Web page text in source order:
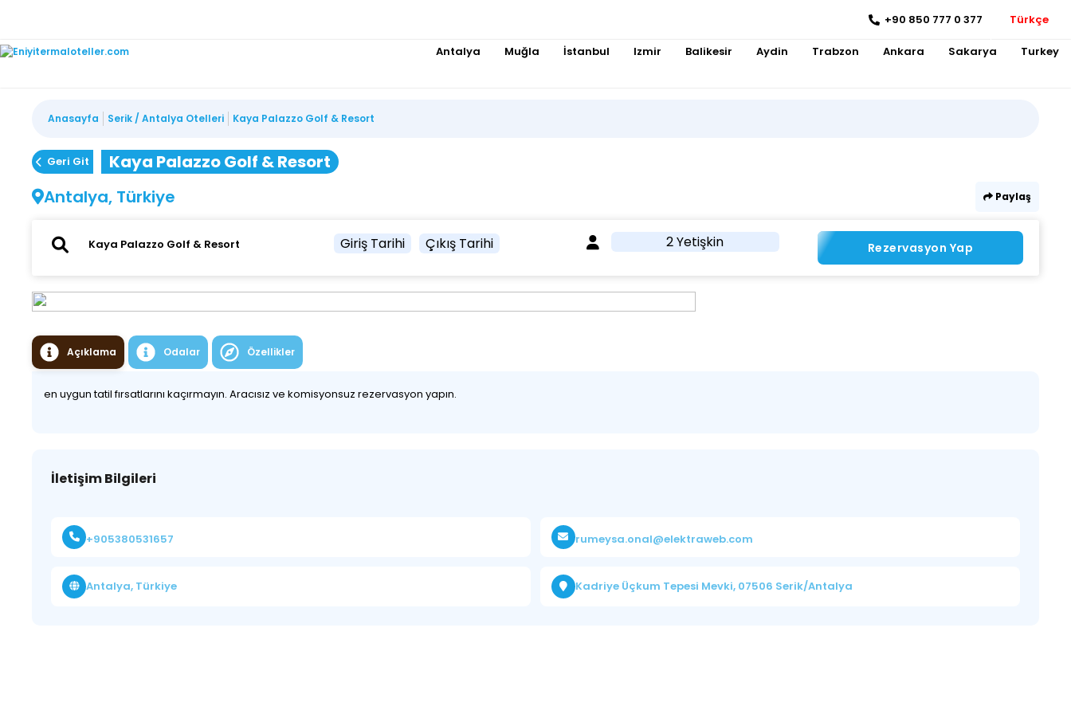
+90 850 777 0 377 Türkçe
Antalya Muğla İstanbul Izmir Balikesir Aydin Trabzon Ankara Sakarya Turkey
Anasayfa Serik / Antalya Otelleri Kaya Palazzo Golf & Resort
Geri Git
Kaya Palazzo Golf & Resort
Antalya, Türkiye
Paylaş
Giriş Tarihi Çıkış Tarihi 2 Yetişkin Rezervasyon Yap
Açıklama Odalar Özellikler
en uygun tatil fırsatlarını kaçırmayın. Aracısız ve komisyonsuz rezervasyon yapın.
İletişim Bilgileri
+905380531657 rumeysa.onal@elektraweb.com
Antalya, Türkiye Kadriye Üçkum Tepesi Mevki, 07506 Serik/Antalya